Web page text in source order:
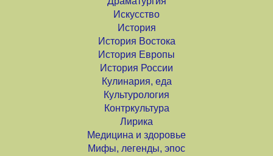
Искусство
История
История Востока
История Европы
История России
Кулинария, еда
Культурология
Контркультура
Лирика
Медицина и здоровье
Мифы, легенды, эпос